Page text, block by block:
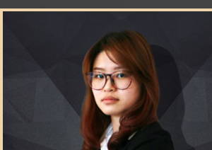
全包系列 半包系列
欧式简约
地中海
北欧
其他